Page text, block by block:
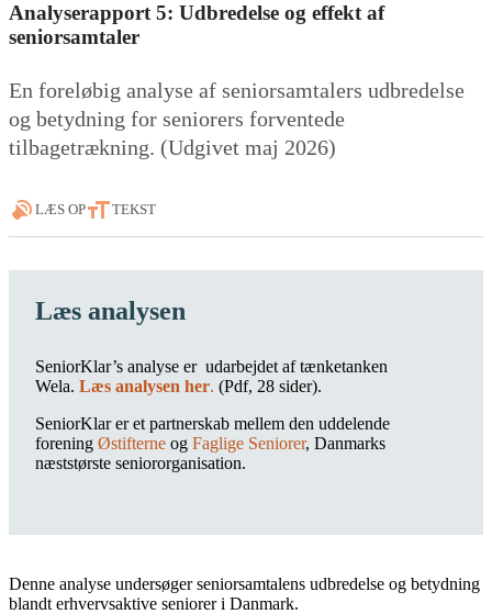
Analyserapport 5: Udbredelse og effekt af
seniorsamtaler
En foreløbig analyse af seniorsamtalers udbredelse
og betydning for seniorers forventede
tilbagetrækning. (Udgivet maj 2026)
LÆS OP TEKST
Læs analysen
SeniorKlar’s analyse er udarbejdet af tænketanken
Wela. Læs analysen her. (Pdf, 28 sider).
SeniorKlar er et partnerskab mellem den uddelende
forening Østifterne og Faglige Seniorer, Danmarks
næststørste seniororganisation.
Denne analyse undersøger seniorsamtalens udbredelse og betydning
blandt erhvervsaktive seniorer i Danmark.